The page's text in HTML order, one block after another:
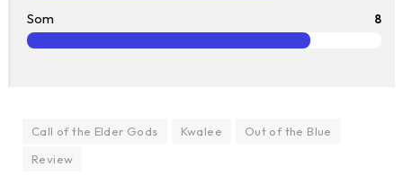
Som 8
Call of the Elder Gods Kwalee
Out of the Blue
Review